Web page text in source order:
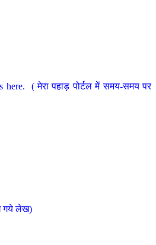
here. ( मेरा पहाड़ पोर्टल में समय-समय पर
गये लेख)